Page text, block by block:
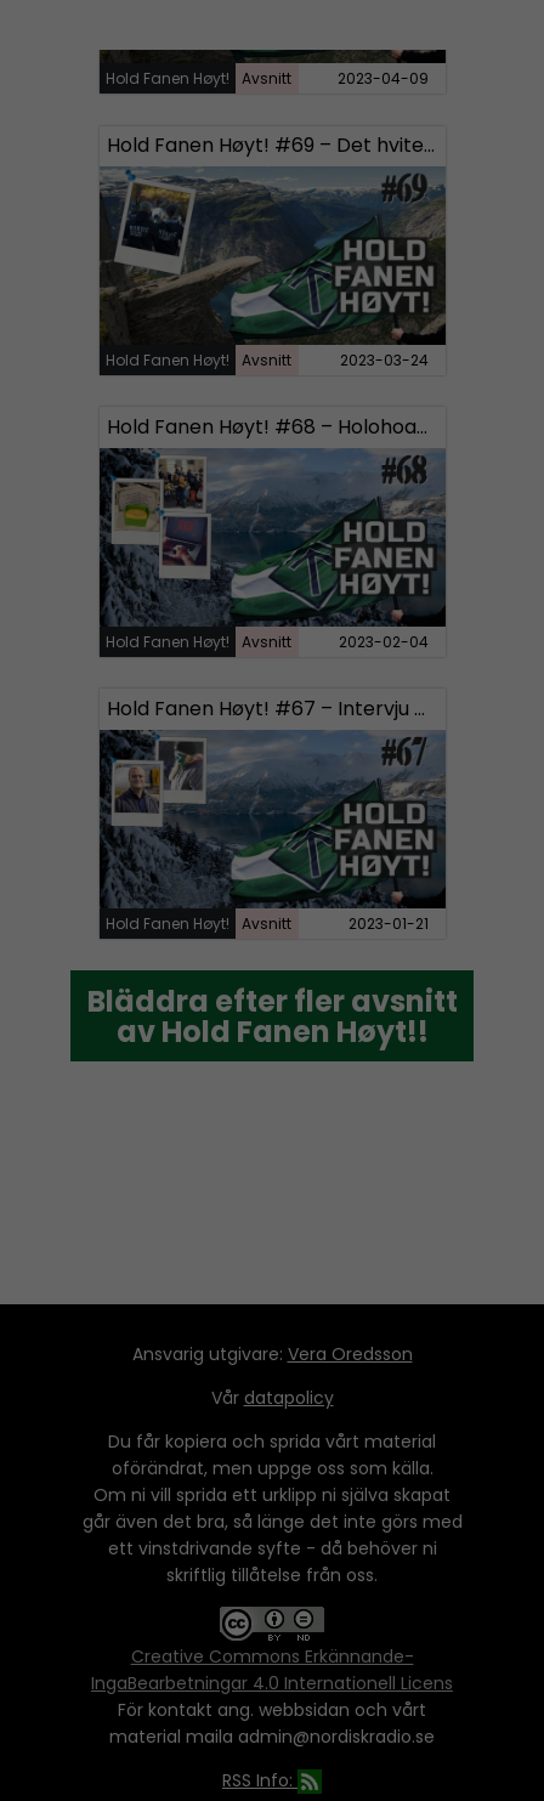
Hold Fanen Høyt! Avsnitt 2023-04-09
Hold Fanen Høyt! #69 – Det hvite sinnet
Hold Fanen Høyt! Avsnitt 2023-03-24
Hold Fanen Høyt! #68 – Holohoaxdagen, Based ukrainere og Pornografi
Hold Fanen Høyt! Avsnitt 2023-02-04
Hold Fanen Høyt! #67 – Intervju med tidligere SD-politikere
Hold Fanen Høyt! Avsnitt 2023-01-21
Bläddra efter fler avsnitt
av Hold Fanen Høyt!!
Bläddra efter fler avsnitt
av Hold Fanen Høyt!!
Ansvarig utgivare: Vera Oredsson
Vår datapolicy
Du får kopiera och sprida vårt material
oförändrat, men uppge oss som källa.
Om ni vill sprida ett urklipp ni själva skapat
går även det bra, så länge det inte görs med
ett vinstdrivande syfte - då behöver ni
skriftlig tillåtelse från oss.
Creative Commons Erkännande-
IngaBearbetningar 4.0 Internationell Licens
För kontakt ang. webbsidan och vårt
material maila admin@nordiskradio.se
RSS Info: